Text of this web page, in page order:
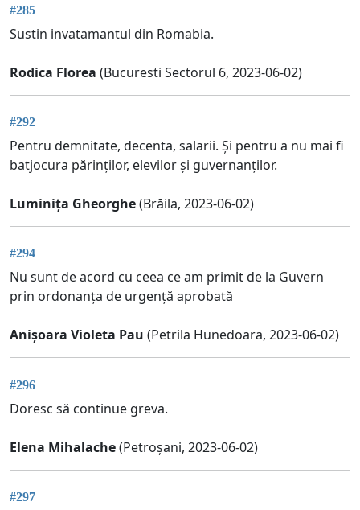
#285
Sustin invatamantul din Romabia.
Rodica Florea (Bucuresti Sectorul 6, 2023-06-02)
#292
Pentru demnitate, decenta, salarii. Și pentru a nu mai fi
batjocura părinților, elevilor și guvernanților.
Luminița Gheorghe(Brăila, 2023-06-02)
#294
Nu sunt de acord cu ceea ce am primit de la Guvern
prin ordonanța de urgență aprobată
Anișoara Violeta Pau (Petrila Hunedoara, 2023-06-02)
#296
Doresc să continue greva.
Elena Mihalache(Petroșani, 2023-06-02)
#297